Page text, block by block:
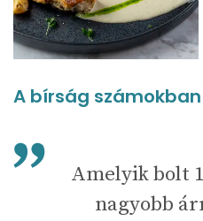
A bírság számokban
Amelyik bolt
nagyobb